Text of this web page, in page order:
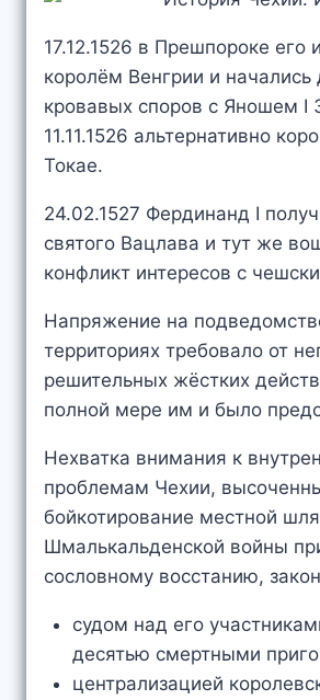
17.12.1526 в Прешпороке его
королём Венгрии и начались
кровавых споров с Яношем I
11.11.1526 альтернативно
Токае.
24.02.1527 Фердинанд I
святого Вацлава и тут же
конфликт интересов с
Напряжение на
территориях требовало от
решительных жёстких
полной мере им и было
Нехватка внимания к
проблемам Чехии,
бойкотирование местной
Шмалькальденской войны
сословному восстанию,
судом над его
десятью смертными
централизацией